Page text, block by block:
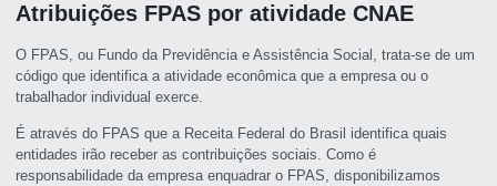
Atribuições FPAS por atividade CNAE
O FPAS, ou Fundo da Previdência e Assistência Social, trata-se de um
código que identifica a atividade econômica que a empresa ou o
trabalhador individual exerce.
É através do FPAS que a Receita Federal do Brasil identifica quais
entidades irão receber as contribuições sociais. Como é
responsabilidade da empresa enquadrar o FPAS, disponibilizamos